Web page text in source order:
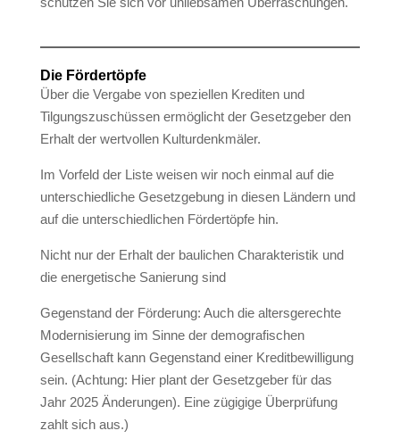
Die Fördertöpfe
Über die Vergabe von speziellen Krediten und
Tilgungszuschüssen ermöglicht der Gesetzgeber den
Erhalt der wertvollen Kulturdenkmäler.
Im Vorfeld der Liste weisen wir noch einmal auf die
unterschiedliche Gesetzgebung in diesen Ländern und
auf die unterschiedlichen Fördertöpfe hin.
Nicht nur der Erhalt der baulichen Charakteristik und
die energetische Sanierung sind
Gegenstand der Förderung: Auch die altersgerechte
Modernisierung im Sinne der demografischen
Gesellschaft kann Gegenstand einer Kreditbewilligung
sein. (Achtung: Hier plant der Gesetzgeber für das
Jahr 2025 Änderungen). Eine zügigige Überprüfung
zahlt sich aus.)